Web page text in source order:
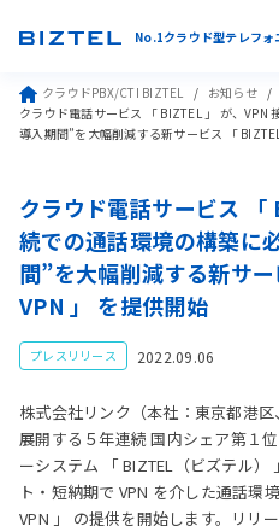
No.1クラウド型テレフォ
クラウドPBX/CTI BIZTEL お知らせ
クラウド電話サービス 「 BIZTEL 」 が、VPN
導入期間”を大幅削減する新サービス 「
クラウド電話サービス
続での通話環境の構築に
間”を大幅削減する新サ
VPN 」 を提供開始
プレスリリース 2022.09.06
株式会社リンク（本社：東京都港
展開する５年連続 国内シェア第１
ーシステム 「 BIZTEL（ビズテル
ト・短納期で VPN を介した通話環
VPN 」 の提供を開始します。リリ